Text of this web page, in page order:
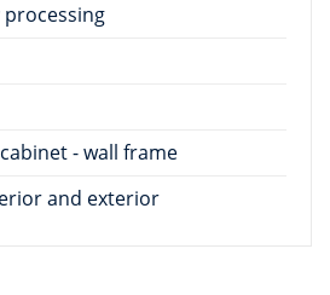
- wall frame
and exterior